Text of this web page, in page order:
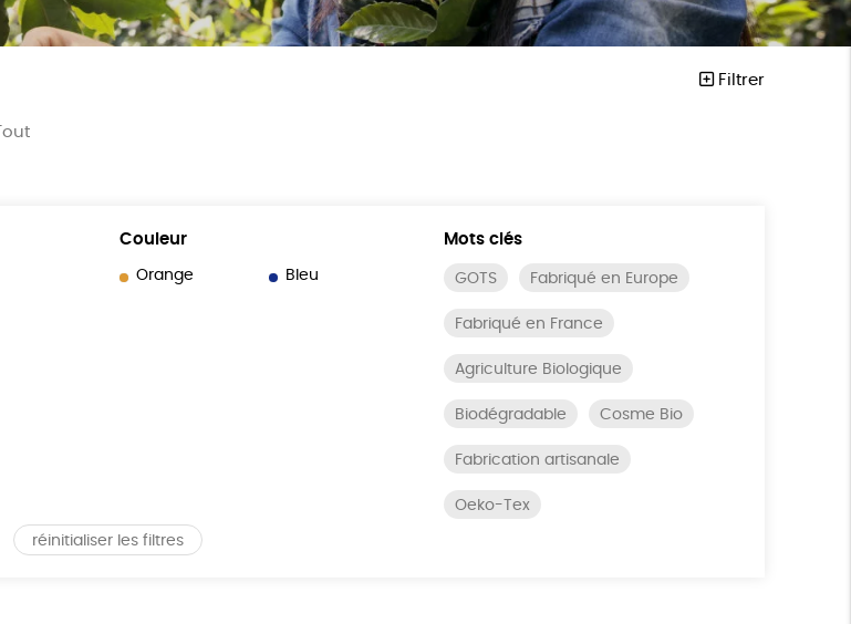
Filtrer
Tout
Couleur
Orange Bleu
Mots clés
GOTS Fabriqué en Europe
Fabriqué en France
Agriculture Biologique
Biodégradable Cosme Bio
Fabrication artisanale
Oeko-Tex
réinitialiser les filtres